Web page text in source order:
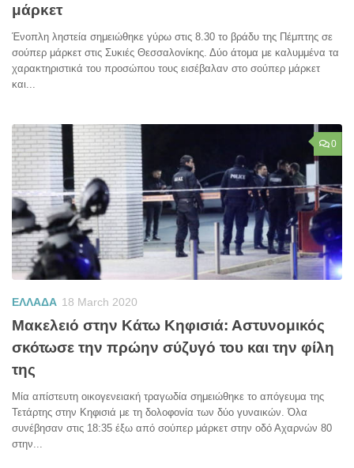
μάρκετ
Ένοπλη ληστεία σημειώθηκε γύρω στις 8.30 το βράδυ της Πέμπτης σε
σούπερ μάρκετ στις Συκιές Θεσσαλονίκης. Δύο άτομα με καλυμμένα τα
χαρακτηριστικά του προσώπου τους εισέβαλαν στο σούπερ μάρκετ
και...
0
ΕΛΛΑΔΑ 18 March 2020
Μακελειό στην Κάτω Κηφισιά: Αστυνομικός
σκότωσε την πρώην σύζυγό του και την φίλη
της
Μία απίστευτη οικογενειακή τραγωδία σημειώθηκε το απόγευμα της
Τετάρτης στην Κηφισιά με τη δολοφονία των δύο γυναικών. Όλα
συνέβησαν στις 18:35 έξω από σούπερ μάρκετ στην οδό Αχαρνών 80
στην...